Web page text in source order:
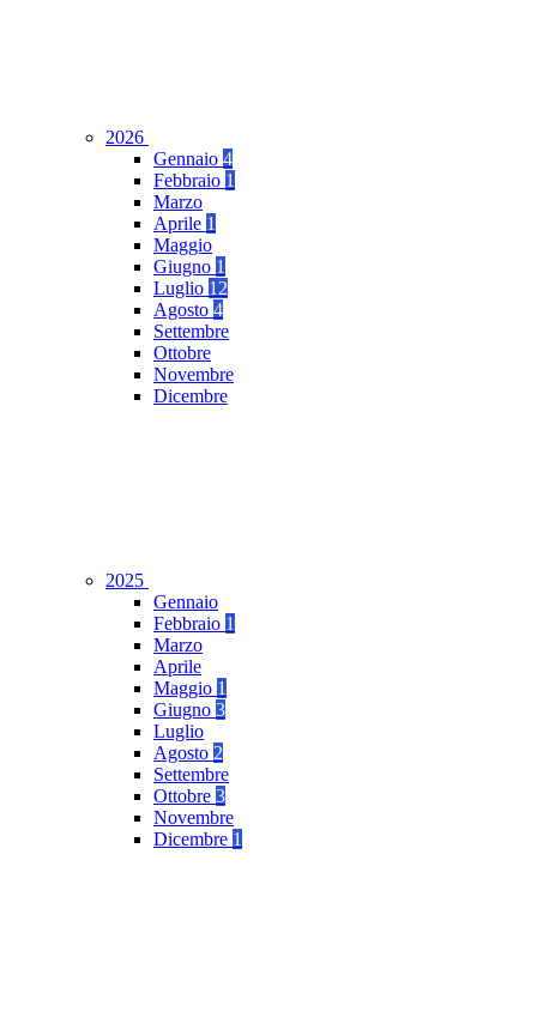
2026
Gennaio 4
Febbraio 1
Marzo
Aprile 1
Maggio
Giugno 1
Luglio 12
Agosto 4
Settembre
Ottobre
Novembre
Dicembre
2025
Gennaio
Febbraio 1
Marzo
Aprile
Maggio 1
Giugno 3
Luglio
Agosto 2
Settembre
Ottobre 3
Novembre
Dicembre 1